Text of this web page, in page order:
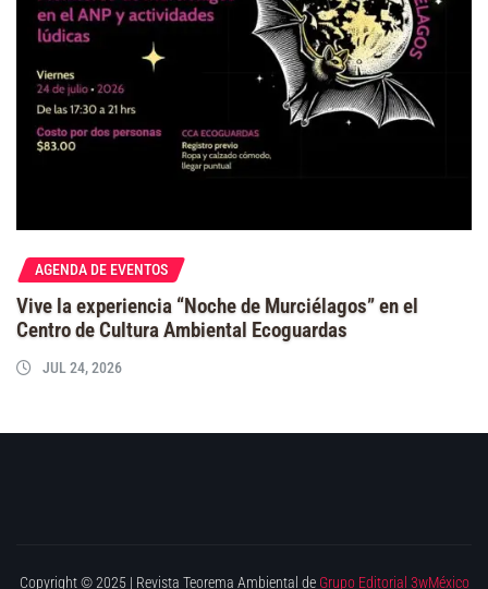
AGENDA DE EVENTOS
Vive la experiencia “Noche de Murciélagos” en el
Centro de Cultura Ambiental Ecoguardas
JUL 24, 2026
Copyright © 2025 | Revista Teorema Ambiental de Grupo Editorial 3wMéxico